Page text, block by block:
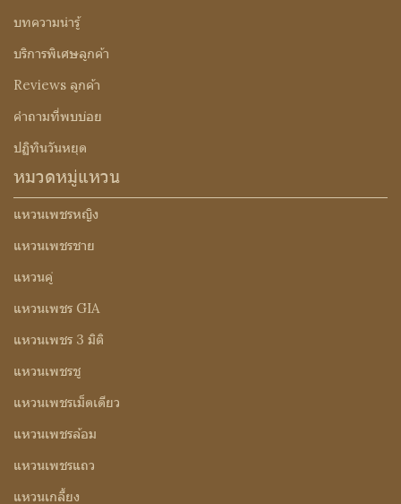
บทความน่ารู้
บริการพิเศษลูกค้า
Reviews ลูกค้า
คำถามที่พบบ่อย
ปฏิทินวันหยุด
หมวดหมู่แหวน
แหวนเพชรหญิง
แหวนเพชรชาย
แหวนคู่
แหวนเพชร GIA
แหวนเพชร 3 มิติ
แหวนเพชรชู
แหวนเพชรเม็ดเดียว
แหวนเพชรล้อม
แหวนเพชรแถว
แหวนเกลี้ยง